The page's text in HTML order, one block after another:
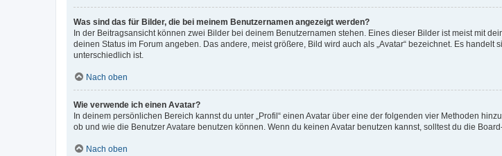
Was sind das für Bilder, die bei meinem Benutzernamen angezeigt werden?
In der Beitragsansicht können zwei Bilder bei deinem Benutzernamen stehen. Eines dieser Bilder ist meist mit
deinen Status im Forum angeben. Das andere, meist größere, Bild wird auch als „Avatar“ bezeichnet. Es
unterschiedlich ist.
Nach oben
Wie verwende ich einen Avatar?
In deinem persönlichen Bereich kannst du unter „Profil“ einen Avatar über eine der folgenden vier Methoden
ob und wie die Benutzer Avatare benutzen können. Wenn du keinen Avatar benutzen kannst, solltest du die
Nach oben